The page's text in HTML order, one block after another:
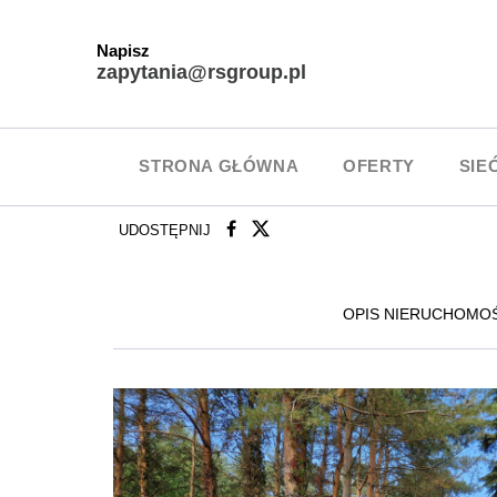
Napisz
zapytania@rsgroup.pl
STRONA GŁÓWNA OFERTY
UDOSTĘPNIJ
OPIS